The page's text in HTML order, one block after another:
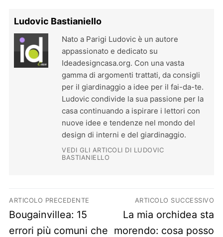
Ludovic Bastianiello
Nato a Parigi Ludovic è un autore
appassionato e dedicato su
Ideadesigncasa.org. Con una vasta
gamma di argomenti trattati, da consigli
per il giardinaggio a idee per il fai-da-te.
Ludovic condivide la sua passione per la
casa continuando a ispirare i lettori con
nuove idee e tendenze nel mondo del
design di interni e del giardinaggio.
VEDI GLI ARTICOLI DI LUDOVIC
BASTIANIELLO
Navigazione articoli
ARTICOLO PRECEDENTE
Previous post:
Bougainvillea: 15
errori più comuni che
ARTICOLO SUCCESSIVO
Next post:
La mia orchidea sta
morendo: cosa posso